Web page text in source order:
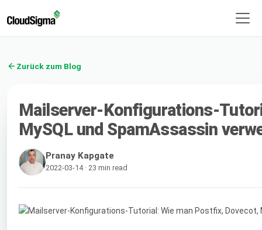
Zurück zum Blog
Mailserver-Konfigurations-
MySQL und SpamAssassin
Pranay Kapgate
2022-03-14 · 23 min read